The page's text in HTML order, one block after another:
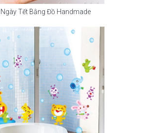
Tết Bằng Đồ Handmade